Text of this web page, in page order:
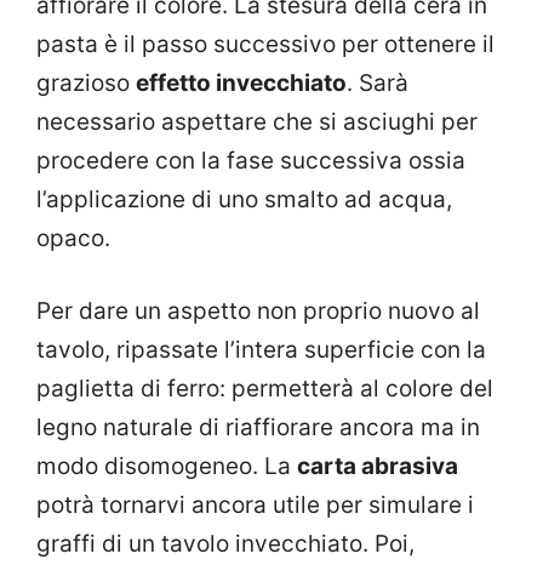
pasta è il passo successivo per ottenere il
grazioso effetto invecchiato. Sarà
necessario aspettare che si asciughi per
procedere con la fase successiva ossia
l’applicazione di uno smalto ad acqua,
opaco.
Per dare un aspetto non proprio nuovo al
tavolo, ripassate l’intera superficie con la
paglietta di ferro: permetterà al colore del
legno naturale di riaffiorare ancora ma in
modo disomogeneo. La carta abrasiva
potrà tornarvi ancora utile per simulare i
graffi di un tavolo invecchiato. Poi,